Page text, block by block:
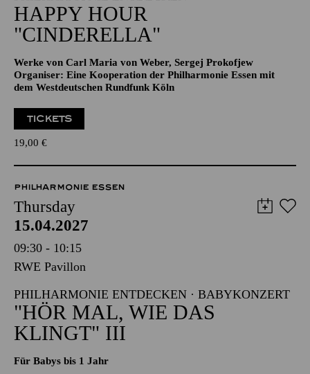
HAPPY HOUR
"CINDERELLA"
Werke von Carl Maria von Weber, Sergej Prokofjew
Organiser: Eine Kooperation der Philharmonie Essen mit
dem Westdeutschen Rundfunk Köln
TICKETS
19,00 €
PHILHARMONIE ESSEN
Thursday
15.04.2027
09:30 - 10:15
RWE Pavillon
PHILHARMONIE ENTDECKEN · BABYKONZERT
"HÖR MAL, WIE DAS
KLINGT" III
Für Babys bis 1 Jahr